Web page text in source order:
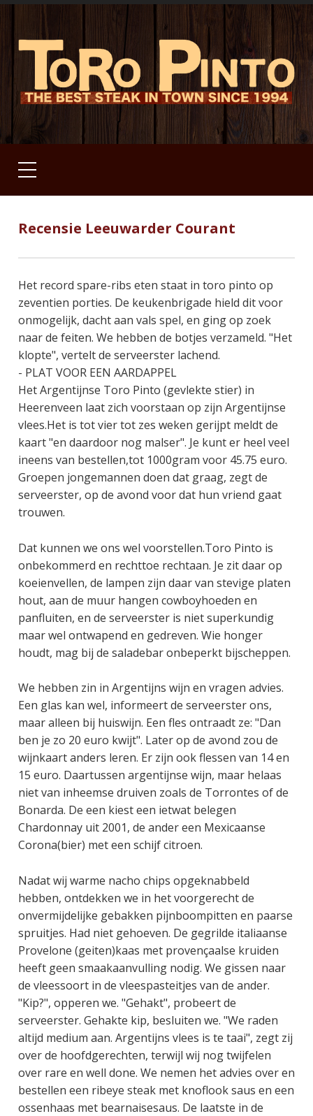
Recensie Leeuwarder Courant
Het record spare-ribs eten staat in toro pinto op
zeventien porties. De keukenbrigade hield dit voor
onmogelijk, dacht aan vals spel, en ging op zoek
naar de feiten. We hebben de botjes verzameld. "Het
klopte", vertelt de serveerster lachend.
- PLAT VOOR EEN AARDAPPEL
Het Argentijnse Toro Pinto (gevlekte stier) in
Heerenveen laat zich voorstaan op zijn Argentijnse
vlees.Het is tot vier tot zes weken gerijpt meldt de
kaart "en daardoor nog malser". Je kunt er heel veel
ineens van bestellen,tot 1000gram voor 45.75 euro.
Groepen jongemannen doen dat graag, zegt de
serveerster, op de avond voor dat hun vriend gaat
trouwen.
Dat kunnen we ons wel voorstellen.Toro Pinto is
onbekommerd en rechttoe rechtaan. Je zit daar op
koeienvellen, de lampen zijn daar van stevige platen
hout, aan de muur hangen cowboyhoeden en
panfluiten, en de serveerster is niet superkundig
maar wel ontwapend en gedreven. Wie honger
houdt, mag bij de saladebar onbeperkt bijscheppen.
We hebben zin in Argentijns wijn en vragen advies.
Een glas kan wel, informeert de serveerster ons,
maar alleen bij huiswijn. Een fles ontraadt ze: "Dan
ben je zo 20 euro kwijt". Later op de avond zou de
wijnkaart anders leren. Er zijn ook flessen van 14 en
15 euro. Daartussen argentijnse wijn, maar helaas
niet van inheemse druiven zoals de Torrontes of de
Bonarda. De een kiest een ietwat belegen
Chardonnay uit 2001, de ander een Mexicaanse
Corona(bier) met een schijf citroen.
Nadat wij warme nacho chips opgeknabbeld
hebben, ontdekken we in het voorgerecht de
onvermijdelijke gebakken pijnboompitten en paarse
spruitjes. Had niet gehoeven. De gegrilde italiaanse
Provelone (geiten)kaas met provençaalse kruiden
heeft geen smaakaanvulling nodig. We gissen naar
de vleessoort in de vleespasteitjes van de ander.
"Kip?", opperen we. "Gehakt", probeert de
serveerster. Gehakte kip, besluiten we. "We raden
altijd medium aan. Argentijns vlees is te taai", zegt zij
over de hoofdgerechten, terwijl wij nog twijfelen
over rare en well done. We nemen het advies over en
bestellen een ribeye steak met knoflook saus en een
ossenhaas met bearnaisesaus. De laatste in de